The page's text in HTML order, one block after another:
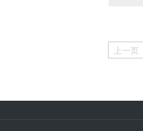
上一页